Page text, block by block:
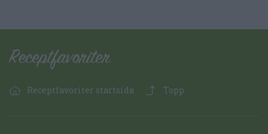
Receptfavoriter startsida Topp